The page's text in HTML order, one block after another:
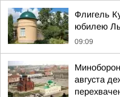
Флигель
юбилею
09:09
августа